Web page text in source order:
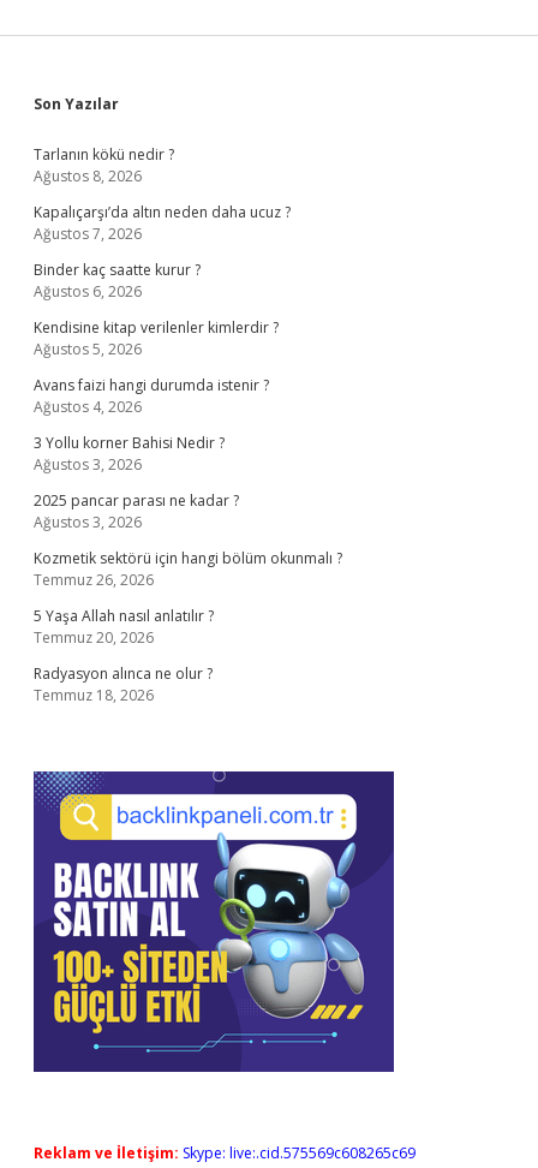
Sidebar
Son Yazılar
Tarlanın kökü nedir ?
Ağustos 8, 2026
Kapalıçarşı’da altın neden daha ucuz ?
Ağustos 7, 2026
Binder kaç saatte kurur ?
Ağustos 6, 2026
Kendisine kitap verilenler kimlerdir ?
Ağustos 5, 2026
Avans faizi hangi durumda istenir ?
Ağustos 4, 2026
3 Yollu korner Bahisi Nedir ?
Ağustos 3, 2026
2025 pancar parası ne kadar ?
Ağustos 3, 2026
Kozmetik sektörü için hangi bölüm okunmalı ?
Temmuz 26, 2026
5 Yaşa Allah nasıl anlatılır ?
Temmuz 20, 2026
Radyasyon alınca ne olur ?
Temmuz 18, 2026
Reklam ve İletişim: Skype: live:.cid.575569c608265c69